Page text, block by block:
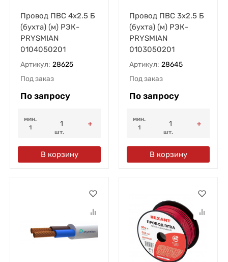
Провод ПВС 4х2.5 Б
(бухта) (м) РЭК-
PRYSMIAN
0104050201
Артикул: 28625
Под заказ
По запросу
мин.
1
шт.
В корзину
Провод ПВС 3х2.5 Б
(бухта) (м) РЭК-
PRYSMIAN
0103050201
Артикул: 28645
Под заказ
По запросу
мин.
1
шт.
В корзину